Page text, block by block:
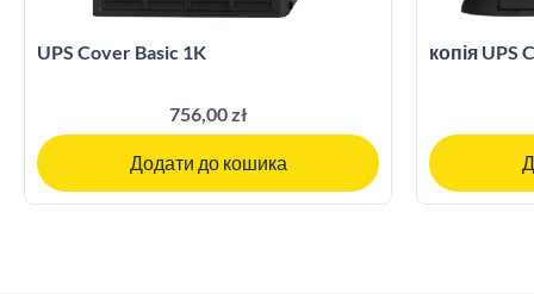
UPS Cover Basic 1K
756,00 zł
Додати до кошика
копія UPS